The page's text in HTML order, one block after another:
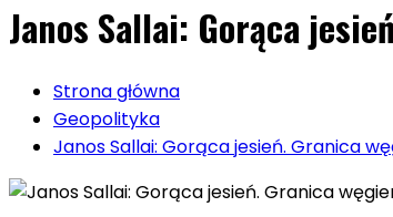
Janos Sallai: Gorąca
Strona główna
Geopolityka
Janos Sallai: Gorąca jesień. Granica